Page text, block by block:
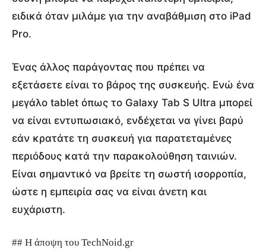
ειδικά όταν μιλάμε για την αναβάθμιση στο iPad
Pro.
Ένας άλλος παράγοντας που πρέπει να
εξετάσετε είναι το βάρος της συσκευής. Ενώ ένα
μεγάλο tablet όπως το Galaxy Tab S Ultra μπορεί
να είναι εντυπωσιακό, ενδέχεται να γίνει βαρύ
εάν κρατάτε τη συσκευή για παρατεταμένες
περιόδους κατά την παρακολούθηση ταινιών.
Είναι σημαντικό να βρείτε τη σωστή ισορροπία,
ώστε η εμπειρία σας να είναι άνετη και
ευχάριστη.
## Η άποψη του TechNoid.gr